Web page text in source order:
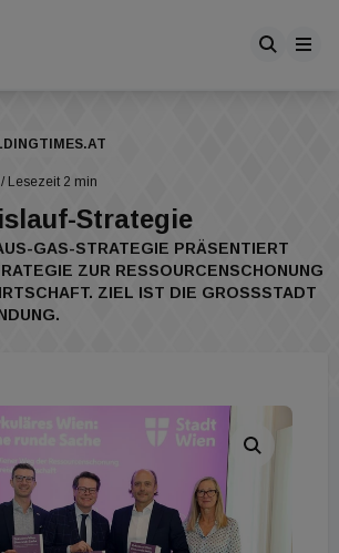
/ Lesezeit 2 min
Strategie
GAS-STRATEGIE PRÄSENTIERT
ZUR RESSOURCENSCHONUNG
ZIEL IST DIE GROSSSTADT O